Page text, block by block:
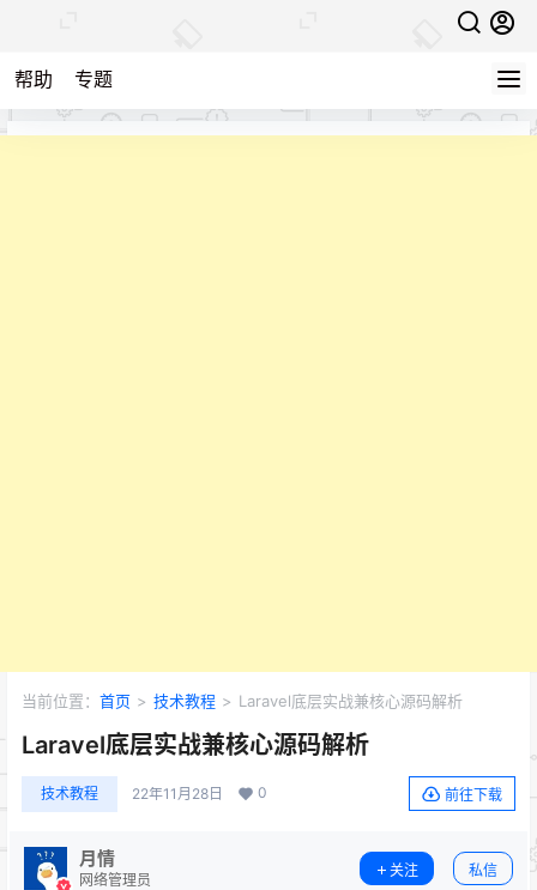
帮助 专题
当前位置： 首页 > 技术教程 > Laravel底层实战兼核心源码解析
Laravel底层实战兼核心源码解析
技术教程 22年11月28日 0 前往下载
月情
网络管理员
关注 私信